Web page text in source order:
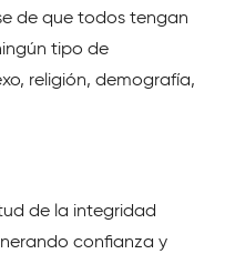
de que todos tengan
tipo de
religión, demografía,
de la integridad
confianza y